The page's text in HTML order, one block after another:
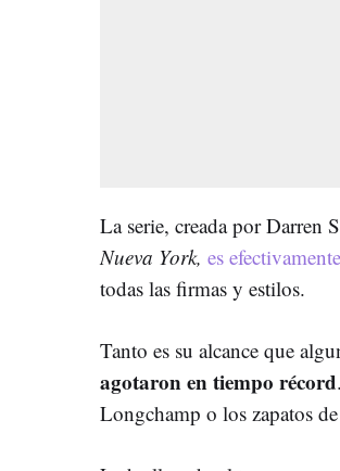
La serie, creada por Darren
Nueva York, es
todas las firmas y estilos.
Tanto es su alcance que
agotaron en tiempo récord
Longchamp o los zapatos